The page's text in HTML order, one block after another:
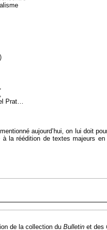
Prat…
aujourd’hui, on lui doit
la réédition de textes majeurs
de la collection du Bulletin et des